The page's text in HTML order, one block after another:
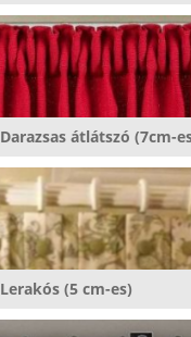
Darazsas átlátszó (7cm-
Lerakós (5 cm-es)